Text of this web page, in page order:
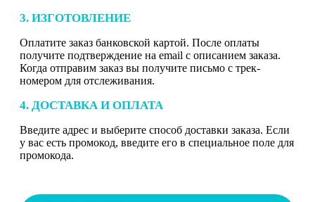
3. ИЗГОТОВЛЕНИЕ
Оплатите заказ банковской картой. После оплаты
получите подтверждение на email с описанием заказа.
Когда отправим заказ вы получите письмо с трек-
номером для отслеживания.
4. ДОСТАВКА И ОПЛАТА
Введите адрес и выберите способ доставки заказа. Если
у вас есть промокод, введите его в специальное поле для
промокода.